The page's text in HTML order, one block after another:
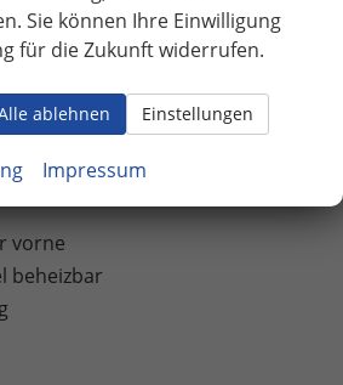
Rücksitzbank
vorne
beheizbar
Sie können Ihre Einwilligung
für die Zukunft widerrufen.
ablehnen Einstellungen
Impressum